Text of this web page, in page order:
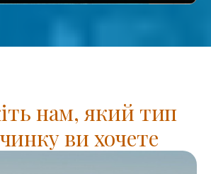
нам, який тип
ви хочете